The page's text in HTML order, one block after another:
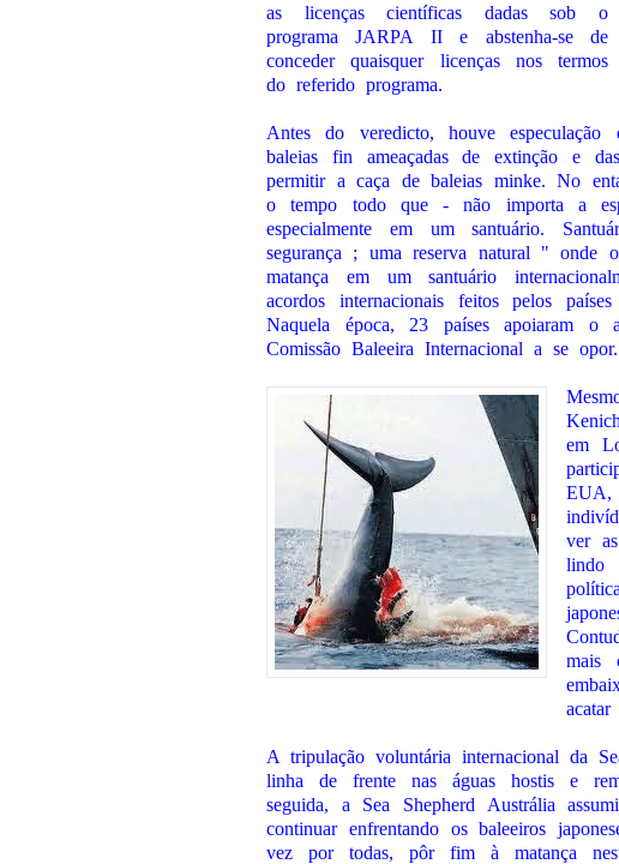
as licenças científicas dadas sob o
programa JARPA II e abstenha-se de
conceder quaisquer licenças nos termos
do referido programa.
Antes do veredicto, houve
baleias fin ameaçadas de extinção e
permitir a caça de baleias minke. No
o tempo todo que - não importa a
especialmente em um santuário.
segurança ; uma reserva natural " onde
matança em um santuário
acordos internacionais feitos pelos
Naquela época, 23 países apoiaram
Comissão Baleeira Internacional a se opor.
em
ver
lindo
mais
A tripulação voluntária internacional da
linha de frente nas águas hostis e
seguida, a Sea Shepherd Austrália
continuar enfrentando os baleeiros
vez por todas, pôr fim à matança